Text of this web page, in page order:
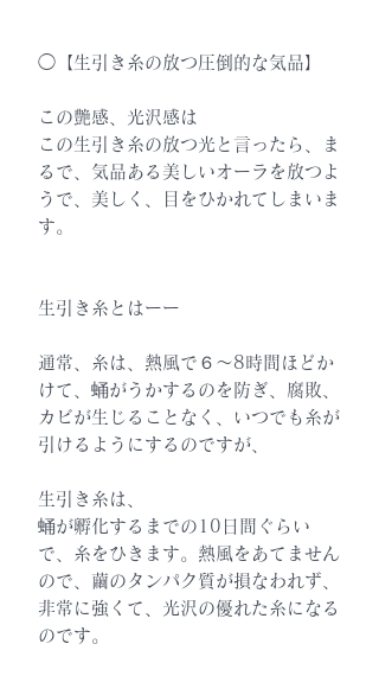
◯【生引き糸の放つ圧倒的な気品】
この艶感、光沢感は
この生引き糸の放つ光と言ったら、ま
るで、気品ある美しいオーラを放つよ
うで、美しく、目をひかれてしまいま
す。
生引き糸とはーー
通常、糸は、熱風で６～8時間ほどか
けて、蛹がうかするのを防ぎ、腐敗、
カビが生じることなく、いつでも糸が
引けるようにするのですが、
生引き糸は、
蛹が孵化するまでの10日間ぐらい
で、糸をひきます。熱風をあてません
ので、繭のタンパク質が損なわれず、
非常に強くて、光沢の優れた糸になる
のです。